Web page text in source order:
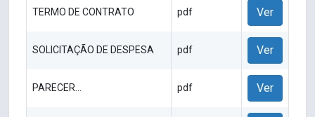
TERMO DE CONTRATO pdf Ver
SOLICITAÇÃO DE DESPESA pdf Ver
PARECER... pdf Ver